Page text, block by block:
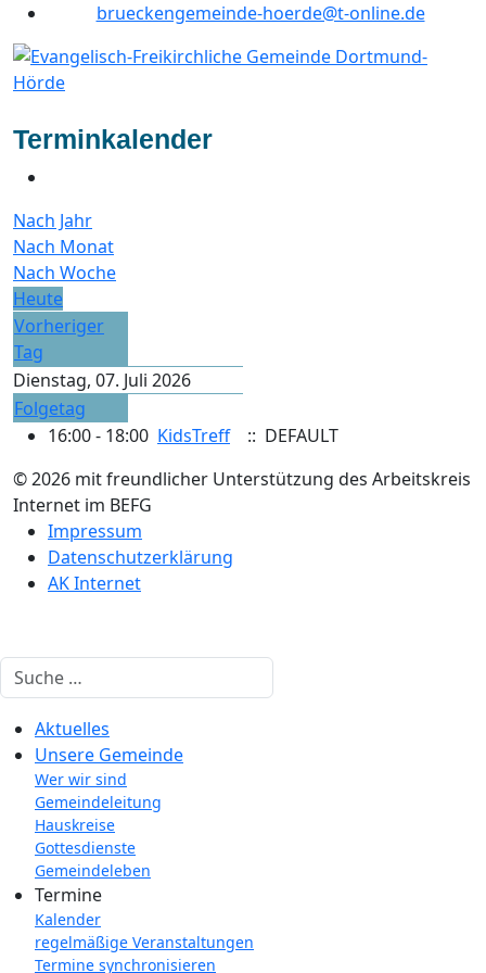
brueckengemeinde-hoerde@t-online.de
Terminkalender
Nach Jahr
Nach Monat
Nach Woche
Heute
Vorheriger
Tag
Dienstag, 07. Juli 2026
Folgetag
16:00 - 18:00 KidsTreff
:: DEFAULT
© 2026 mit freundlicher Unterstützung des Arbeitskreis
Internet im BEFG
Impressum
Datenschutzerklärung
AK Internet
Suchen
Aktuelles
Unsere Gemeinde
Wer wir sind
Gemeindeleitung
Hauskreise
Gottesdienste
Gemeindeleben
Termine
Kalender
regelmäßige Veranstaltungen
Termine synchronisieren